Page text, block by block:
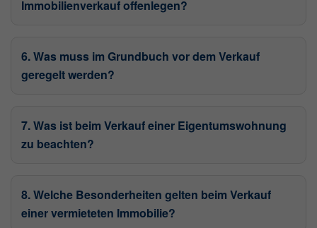
Immobilienverkauf offenlegen?
6. Was muss im Grundbuch vor dem Verkauf
geregelt werden?
7. Was ist beim Verkauf einer Eigentumswohnung
zu beachten?
8. Welche Besonderheiten gelten beim Verkauf
einer vermieteten Immobilie?
wiederfinden kann.
Anbieter: Diese Website
Datenschutzerklärung
Speichert Ihre Cookie-Entscheidungen aus
dieser Cookie-Verwaltung.
Anbieter: Diese Website
Datenschutzerklärung